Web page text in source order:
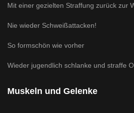
Mit einer gezielten Straffung zurück zur
Nie wieder Schweißattacken!
So formschön wie vorher
Wieder jugendlich schlanke und straffe
Muskeln und Gelenke